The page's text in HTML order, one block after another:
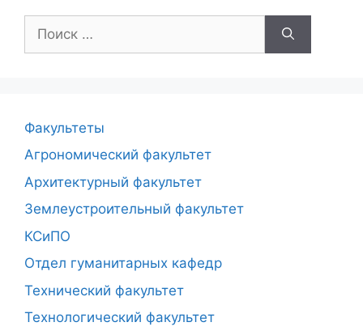
Факультеты
Агрономический факультет
Архитектурный факультет
Землеустроительный факультет
КСиПО
Отдел гуманитарных кафедр
Технический факультет
Технологический факультет